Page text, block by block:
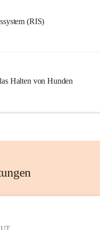
(RIS)
Halten von Hunden